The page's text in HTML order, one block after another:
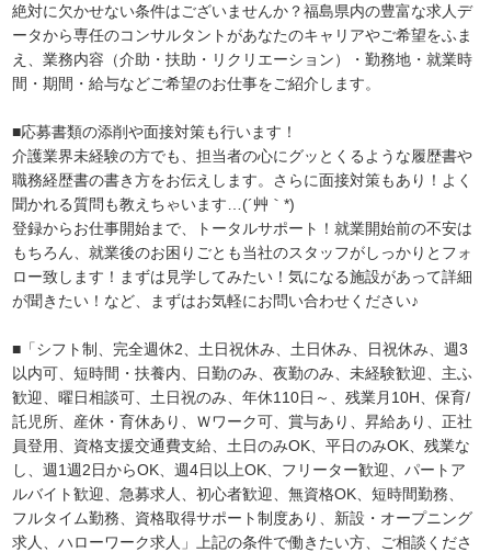
絶対に欠かせない条件はございませんか？福島県内の豊富な求人デ
ータから専任のコンサルタントがあなたのキャリアやご希望をふま
え、業務内容（介助・扶助・リクリエーション）・勤務地・就業時
間・期間・給与などご希望のお仕事をご紹介します。
■応募書類の添削や面接対策も行います！
介護業界未経験の方でも、担当者の心にグッとくるような履歴書や
職務経歴書の書き方をお伝えします。さらに面接対策もあり！よく
聞かれる質問も教えちゃいます…(´艸｀*)
登録からお仕事開始まで、トータルサポート！就業開始前の不安は
もちろん、就業後のお困りごとも当社のスタッフがしっかりとフォ
ロー致します！まずは見学してみたい！気になる施設があって詳細
が聞きたい！など、まずはお気軽にお問い合わせください♪
■「シフト制、完全週休2、土日祝休み、土日休み、日祝休み、週3
以内可、短時間・扶養内、日勤のみ、夜勤のみ、未経験歓迎、主ふ
歓迎、曜日相談可、土日祝のみ、年休110日～、残業月10H、保育/
託児所、産休・育休あり、Ｗワーク可、賞与あり、昇給あり、正社
員登用、資格支援交通費支給、土日のみOK、平日のみOK、残業な
し、週1週2日からOK、週4日以上OK、フリーター歓迎、パートア
ルバイト歓迎、急募求人、初心者歓迎、無資格OK、短時間勤務、
フルタイム勤務、資格取得サポート制度あり、新設・オープニング
求人、ハローワーク求人」上記の条件で働きたい方、ご相談くださ